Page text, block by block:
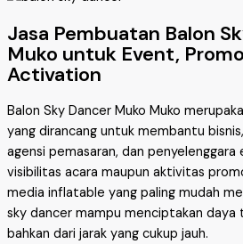
Jasa Pembuatan Balon
Muko untuk Event,
Activation
Balon Sky Dancer Muko Muko
yang dirancang untuk membantu
agensi pemasaran, dan
visibilitas acara maupun aktivitas
media inflatable yang paling mudah
sky dancer mampu menciptakan daya
bahkan dari jarak yang cukup jauh.